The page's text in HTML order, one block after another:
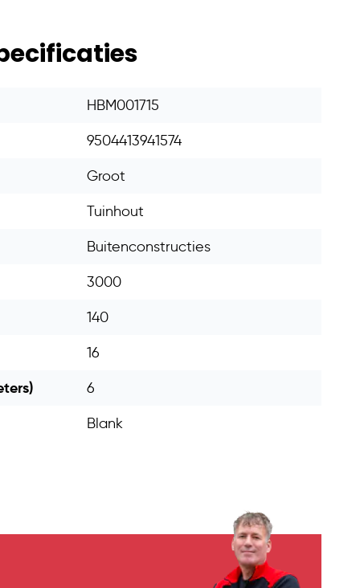
HBM001715
9504413941574
Groot
Tuinhout
Buitenconstructies
3000
140
16
6
Blank